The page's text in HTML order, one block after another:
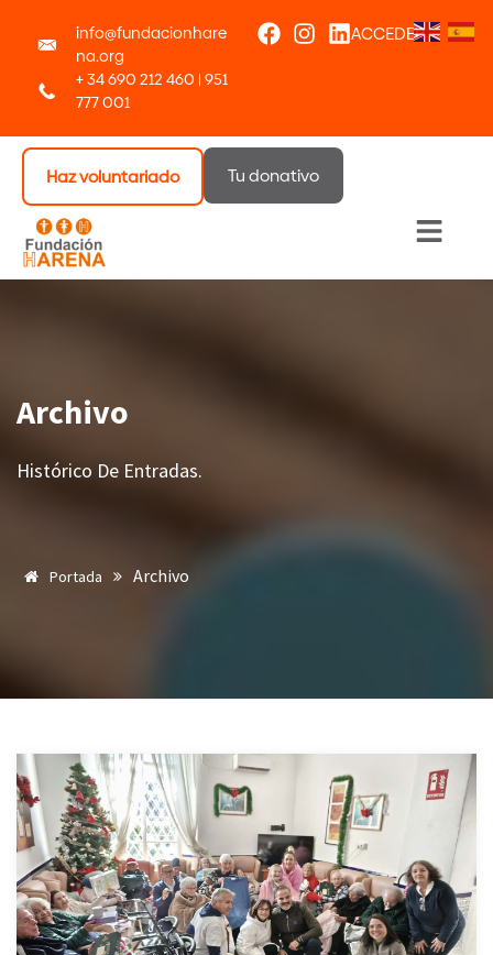
info@fundacionhare
na.org
+ 34 690 212 460 | 951
777 001
ACCEDER
Haz voluntariado Tu donativo
Menú
Archivo
Histórico De Entradas.
Portada Archivo